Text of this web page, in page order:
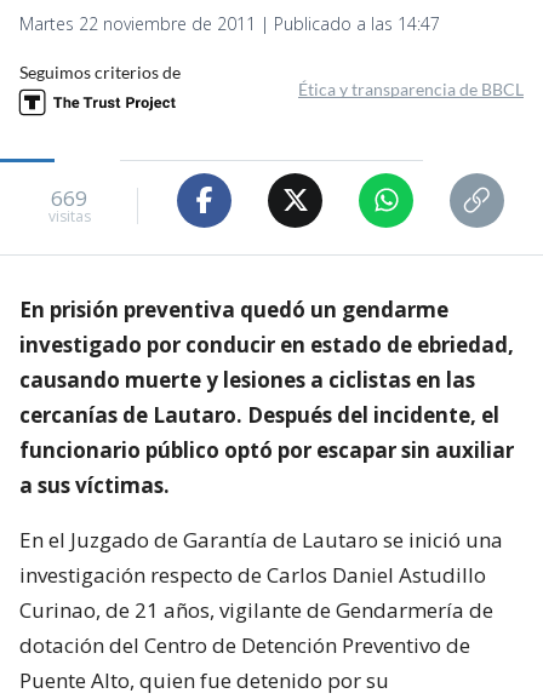
Martes 22 noviembre de 2011 | Publicado a las 14:47
Seguimos criterios de
Ética y transparencia de BBCL
669
visitas
En prisión preventiva quedó un gendarme
investigado por conducir en estado de ebriedad,
causando muerte y lesiones a ciclistas en las
cercanías de Lautaro. Después del incidente, el
funcionario público optó por escapar sin auxiliar
a sus víctimas.
En el Juzgado de Garantía de Lautaro se inició una
investigación respecto de Carlos Daniel Astudillo
Curinao, de 21 años, vigilante de Gendarmería de
dotación del Centro de Detención Preventivo de
Puente Alto, quien fue detenido por su